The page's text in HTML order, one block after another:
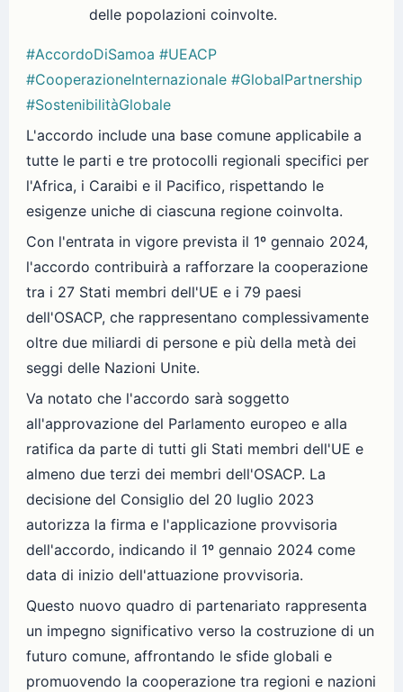
delle popolazioni coinvolte.
#AccordoDiSamoa #UEACP
#CooperazioneInternazionale #GlobalPartnership
#SostenibilitàGlobale
L'accordo include una base comune applicabile a
tutte le parti e tre protocolli regionali specifici per
l'Africa, i Caraibi e il Pacifico, rispettando le
esigenze uniche di ciascuna regione coinvolta.
Con l'entrata in vigore prevista il 1º gennaio 2024,
l'accordo contribuirà a rafforzare la cooperazione
tra i 27 Stati membri dell'UE e i 79 paesi
dell'OSACP, che rappresentano complessivamente
oltre due miliardi di persone e più della metà dei
seggi delle Nazioni Unite.
Va notato che l'accordo sarà soggetto
all'approvazione del Parlamento europeo e alla
ratifica da parte di tutti gli Stati membri dell'UE e
almeno due terzi dei membri dell'OSACP. La
decisione del Consiglio del 20 luglio 2023
autorizza la firma e l'applicazione provvisoria
dell'accordo, indicando il 1º gennaio 2024 come
data di inizio dell'attuazione provvisoria.
Questo nuovo quadro di partenariato rappresenta
un impegno significativo verso la costruzione di un
futuro comune, affrontando le sfide globali e
promuovendo la cooperazione tra regioni e nazioni